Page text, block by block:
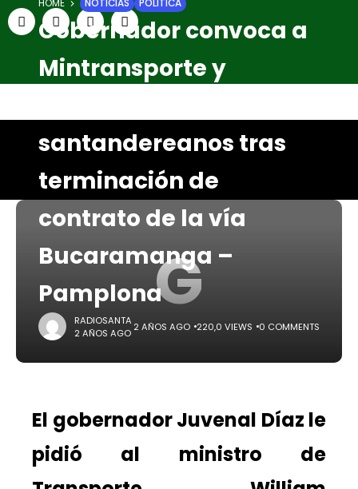
G
HOME NOTICIAS POLITICA
Gobernador convoca a
Mintransporte y
santandereanos tras
terminación de
contrato de la vía
Bucaramanga –
Pamplona
RADIOSANTA
2 AÑOS AGO 2 AÑOS AGO 220,0 VIEWS 0 COMMENTS
El gobernador Juvenal Díaz le
pidió al ministro de